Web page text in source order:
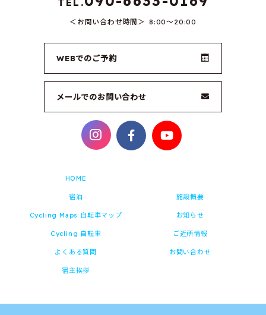
お問い合わせ時間 8:00～20:00
WEBでのご予約
メールでのお問い合わせ
HOME
宿泊
Cycling Maps 自転車マップ
Cycling 自転車
よくある質問
宿主挨拶
施設概要
お知らせ
ご近所情報
お問い合わせ